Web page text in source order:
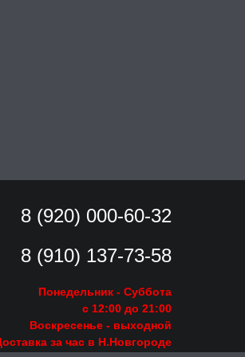
8 (920) 000-60-32
8 (910) 137-73-58
Понедельник - Суббота
с 12:00 до 21:00
Воскресенье - выходной
за час в Н.Новгороде